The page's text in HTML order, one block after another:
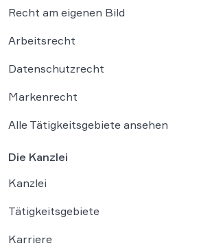
Recht am eigenen Bild
Arbeitsrecht
Datenschutzrecht
Markenrecht
Alle Tätigkeitsgebiete ansehen
Die Kanzlei
Kanzlei
Tätigkeitsgebiete
Karriere